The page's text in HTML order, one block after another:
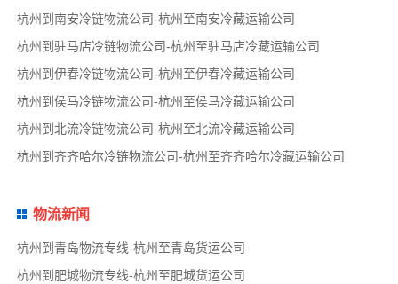
杭州到南安冷链物流公司-杭州至南安冷藏运输公司
杭州到驻马店冷链物流公司-杭州至驻马店冷藏运输公司
杭州到伊春冷链物流公司-杭州至伊春冷藏运输公司
杭州到侯马冷链物流公司-杭州至侯马冷藏运输公司
杭州到北流冷链物流公司-杭州至北流冷藏运输公司
杭州到齐齐哈尔冷链物流公司-杭州至齐齐哈尔冷藏运输公司
物流新闻
杭州到青岛物流专线-杭州至青岛货运公司
杭州到肥城物流专线-杭州至肥城货运公司